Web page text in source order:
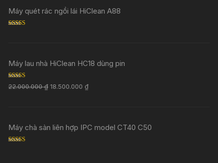
Máy quét rác ngồi lái HiClean A88
Máy lau nhà HiClean HC18 dùng pin
Rated5.00
out of 5
22.000.000₫ 18.500.000₫
Máy chà sàn liên hợp IPC model CT40 C50